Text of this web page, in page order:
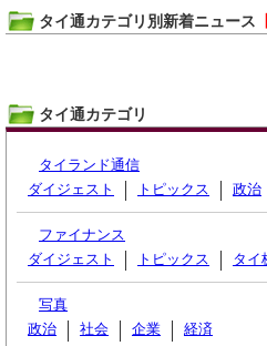
タイ通カテゴリ別新着ニュース
タイ通カテゴリ
タイランド通信
ダイジェスト
トピックス 政治
ファイナンス
ダイジェスト
トピックス タイ
写真
政治
社会 企業 経済